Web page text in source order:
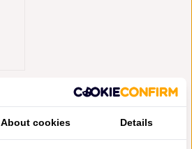
About cookies Details